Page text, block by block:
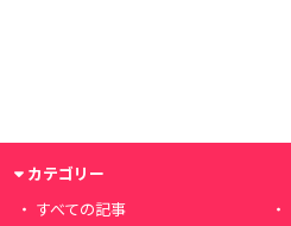
カテゴリー
すべての記事